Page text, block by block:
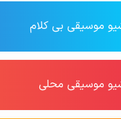
موسیقی بی کلام
موسیقی محلی